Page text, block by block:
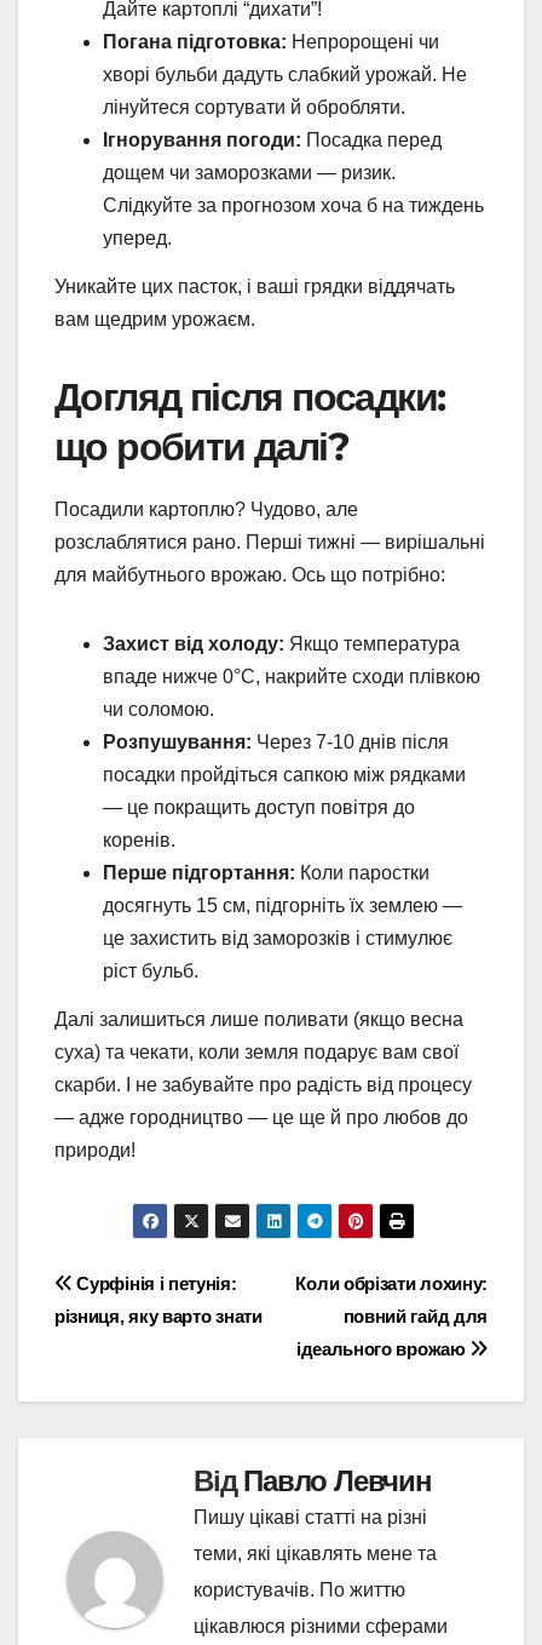
Дайте картоплі “дихати”!
Погана підготовка: Непророщені чи
хворі бульби дадуть слабкий урожай. Не
лінуйтеся сортувати й обробляти.
Ігнорування погоди: Посадка перед
дощем чи заморозками — ризик.
Слідкуйте за прогнозом хоча б на тиждень
уперед.
Уникайте цих пасток, і ваші грядки віддячать
вам щедрим урожаєм.
Догляд після посадки:
що робити далі?
Посадили картоплю? Чудово, але
розслаблятися рано. Перші тижні — вирішальні
для майбутнього врожаю. Ось що потрібно:
Захист від холоду: Якщо температура
впаде нижче 0°C, накрийте сходи плівкою
чи соломою.
Розпушування: Через 7-10 днів після
посадки пройдіться сапкою між рядками
— це покращить доступ повітря до
коренів.
Перше підгортання: Коли паростки
досягнуть 15 см, підгорніть їх землею —
це захистить від заморозків і стимулює
ріст бульб.
Далі залишиться лише поливати (якщо весна
суха) та чекати, коли земля подарує вам свої
скарби. І не забувайте про радість від процесу
— адже городництво — це ще й про любов до
природи!
Навігація
записів
Коли обрізати лохину:
повний гайд для
ідеального врожаю
Сурфінія і петунія:
різниця, яку варто знати
ВідПавло Левчин
Пишу цікаві статті на різні
теми, які цікавлять мене та
користувачів. По життю
цікавлюся різними сферами